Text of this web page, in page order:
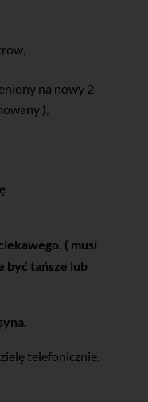
na nowy 2
),
( musi
być tańsze lub
telefonicznie.